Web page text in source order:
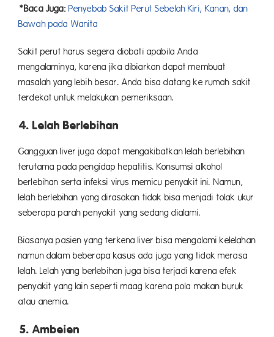
*Baca Juga: Penyebab Sakit Perut Sebelah Kiri, Kanan, dan
Bawah pada Wanita
Sakit perut harus segera diobati apabila Anda
mengalaminya, karena jika dibiarkan dapat membuat
masalah yang lebih besar. Anda bisa datang ke rumah sakit
terdekat untuk melakukan pemeriksaan.
4. Lelah Berlebihan
Gangguan liver juga dapat mengakibatkan lelah berlebihan
terutama pada pengidap hepatitis. Konsumsi alkohol
berlebihan serta infeksi virus memicu penyakit ini. Namun,
lelah berlebihan yang dirasakan tidak bisa menjadi tolak ukur
seberapa parah penyakit yang sedang dialami.
Biasanya pasien yang terkena liver bisa mengalami kelelahan
namun dalam beberapa kasus ada juga yang tidak merasa
lelah. Lelah yang berlebihan juga bisa terjadi karena efek
penyakit yang lain seperti maag karena pola makan buruk
atau anemia.
5. Ambeien